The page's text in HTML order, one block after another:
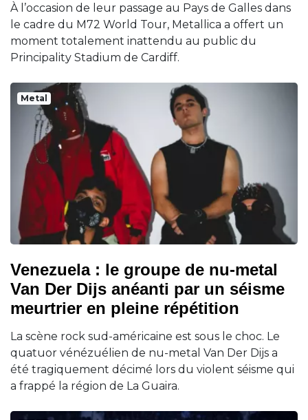
À l’occasion de leur passage au Pays de Galles dans
le cadre du M72 World Tour, Metallica a offert un
moment totalement inattendu au public du
Principality Stadium de Cardiff.
Metal
Venezuela : le groupe de nu-metal
Van Der Dijs anéanti par un séisme
meurtrier en pleine répétition
La scène rock sud-américaine est sous le choc. Le
quatuor vénézuélien de nu-metal Van Der Dijs a
été tragiquement décimé lors du violent séisme qui
a frappé la région de La Guaira.